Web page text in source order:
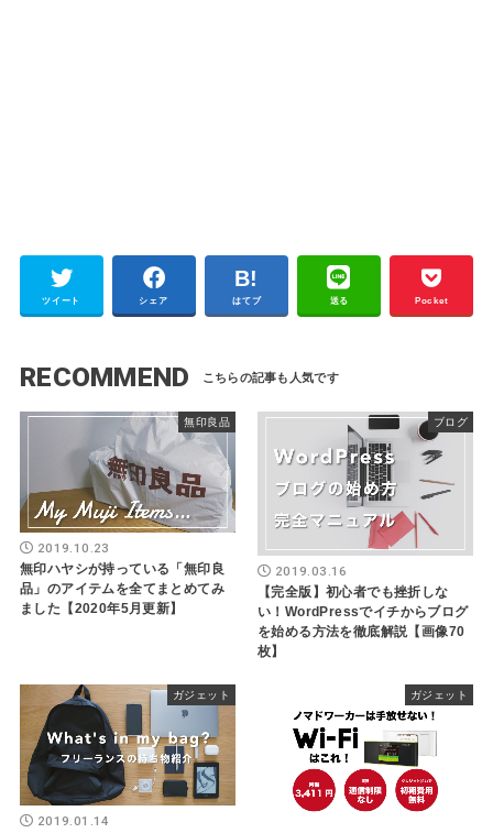
ツイート シェア はてブ 送る Pocket
RECOMMEND
無印良品
2019.10.23
無印ハヤシが持っている「無印良
品」のアイテムを全てまとめてみ
ました【2020年5月更新】
ブログ
2019.03.16
【完全版】初心者でも挫折しな
い！WordPressでイチからブログ
を始める方法を徹底解説【画像70
枚】
ガジェット
2019.01.14
ガジェット